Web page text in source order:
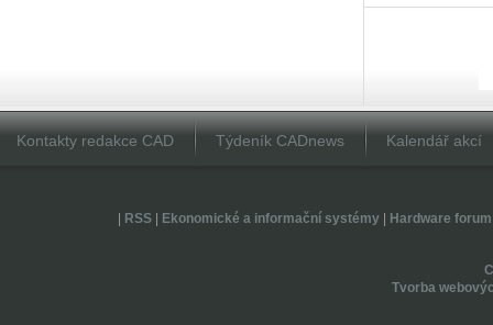
Kontakty redakce CAD Týdeník CADnews Kalendář akcí
RSS| Ekonomické a informační systémy| Hardware forum
Tvorba